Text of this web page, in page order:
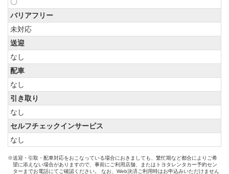
バリアフリー
未対応
送迎
なし
配車
なし
引き取り
なし
セルフチェックインサービス
なし
※送迎・引取・配車対応をおこなっている場合におきましても、繁忙期など都合によりご希
望に添えない場合がありますので、事前にご利用店舗、またはトヨタレンタカー予約セン
ターまでお電話にてご確認ください。 なお、Web決済ご利用時はお申込みいただけません